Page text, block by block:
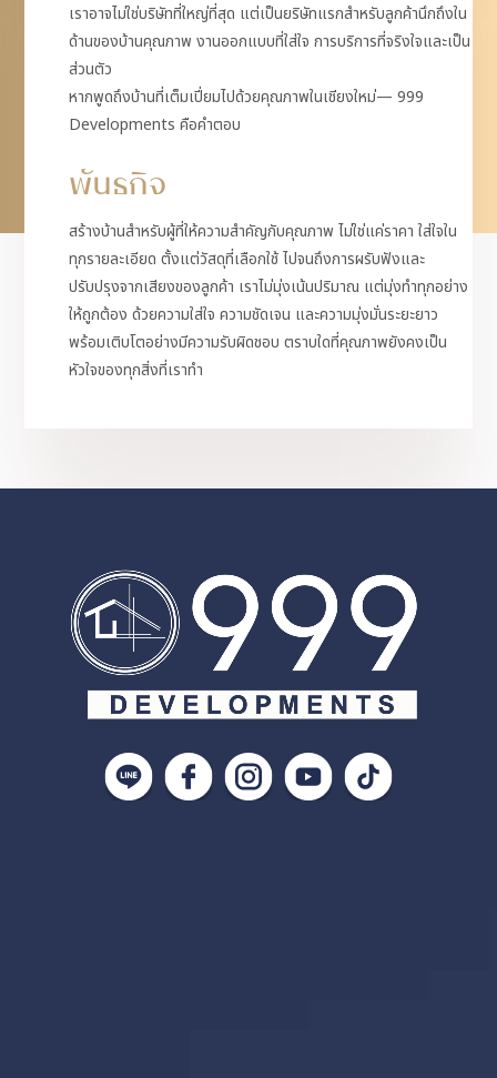
เราอาจไม่ใช่บริษัทที่ใหญ่ที่สุด แต่เป็นยริษัทแรกสำหรับลูกค้านึกถึงใน
ด้านของบ้านคุณภาพ งานออกแบบที่ใส่ใจ การบริการที่จริงใจและเป็น
ส่วนตัว
หากพูดถึงบ้านที่เต็มเปี่ยมไปด้วยคุณภาพในเชียงใหม่— 999
Developments คือคำตอบ
พันธกิจ
สร้างบ้านสำหรับผู้ที่ให้ความสำคัญกับคุณภาพ ไม่ใช่แค่ราคา ใส่ใจใน
ทุกรายละเอียด ตั้งแต่วัสดุที่เลือกใช้ ไปจนถึงการผรับฟังและ
ปรับปรุงจากเสียงของลูกค้า เราไม่มุ่งเน้นปริมาณ แต่มุ่งทำทุกอย่าง
ให้ถูกต้อง ด้วยความใส่ใจ ความชัดเจน และความมุ่งมั่นระยะยาว
พร้อมเติบโตอย่างมีความรับผิดชอบ ตราบใดที่คุณภาพยังคงเป็น
หัวใจของทุกสิ่งที่เราทำ